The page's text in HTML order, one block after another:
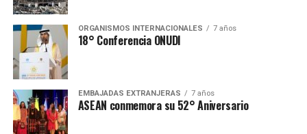
ORGANISMOS INTERNACIONALES 7 años
18° Conferencia ONUDI
EMBAJADAS EXTRANJERAS 7 años
ASEAN conmemora su 52° Aniversario